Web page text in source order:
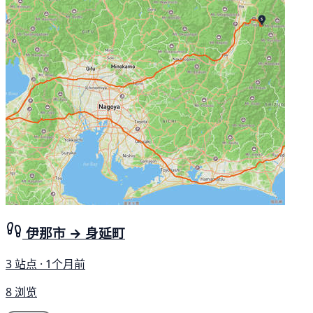
伊那市 → 身延町
3 站点 · 1个月前
8 浏览